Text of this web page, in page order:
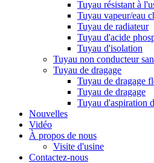
Tuyau résistant à
Tuyau vapeur/eau
Tuyau de radiateur
Tuyau d'acide
Tuyau d'isolation
Tuyau non conducteur
Tuyau de dragage
Tuyau de dragage
Tuyau de dragage
Tuyau d'aspiration
Nouvelles
Vidéo
À propos de nous
Visite d'usine
Contactez-nous